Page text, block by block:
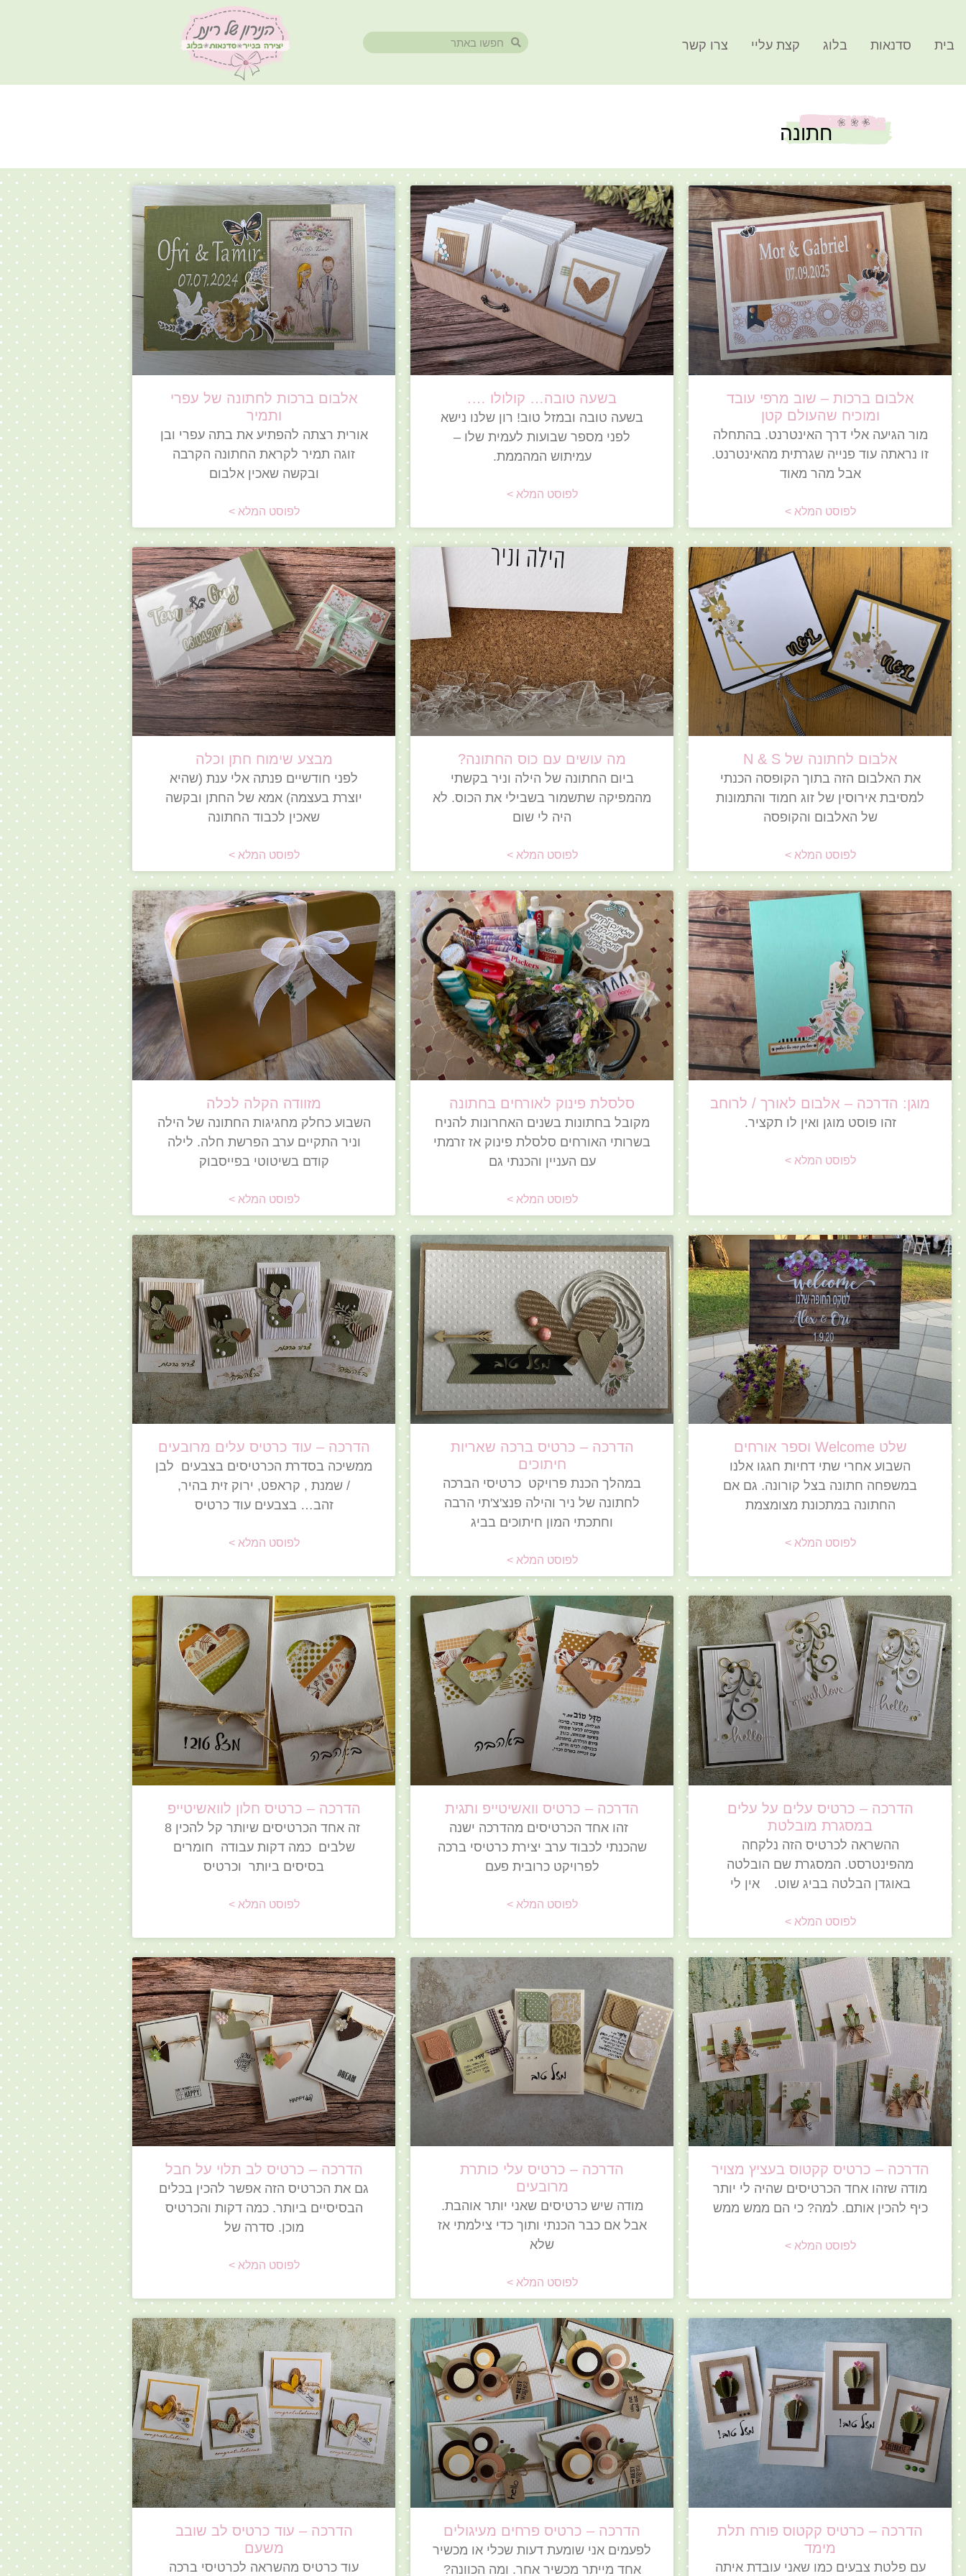
בית סדנאות בלוג קצת עליי צרו קשר
חתונה
אלבום ברכות – שוב מרפי עובד
ומוכיח שהעולם קטן
מור הגיעה אלי דרך האינטרנט. בהתחלה
זו נראתה עוד פנייה שגרתית מהאינטרנט.
אבל מהר מאוד
לפוסט המלא >
בשעה טובה… קולולו ….
בשעה טובה ובמזל טוב! רון שלנו נישא
לפני מספר שבועות לעמית שלו –
עמיתוש המהממת.
לפוסט המלא >
אלבום ברכות לחתונה של עפרי
ותמיר
אורית רצתה להפתיע את בתה עפרי ובן
זוגה תמיר לקראת החתונה הקרבה
ובקשה שאכין אלבום
לפוסט המלא >
אלבום לחתונה של N & S
את האלבום הזה בתוך הקופסה הכנתי
למסיבת אירוסין של זוג חמוד והתמונות
של האלבום והקופסה
לפוסט המלא >
מה עושים עם כוס החתונה?
ביום החתונה של הילה וניר בקשתי
מהמפיקה שתשמור בשבילי את הכוס. לא
היה לי שום
לפוסט המלא >
מבצע שימוח חתן וכלה
לפני חודשיים פנתה אלי ענת (שהיא
יוצרת בעצמה) אמא של החתן ובקשה
שאכין לכבוד החתונה
לפוסט המלא >
מוגן: הדרכה – אלבום לאורך / לרוחב
זהו פוסט מוגן ואין לו תקציר.
לפוסט המלא >
סלסלת פינוק לאורחים בחתונה
מקובל בחתונות בשנים האחרונות להניח
בשרותי האורחים סלסלת פינוק אז זרמתי
עם העניין והכנתי גם
לפוסט המלא >
מזוודה הקלה לכלה
השבוע כחלק מחגיגות החתונה של הילה
וניר התקיים ערב הפרשת חלה. לילה
קודם בשיטוטי בפייסבוק
לפוסט המלא >
שלט Welcome וספר אורחים
השבוע אחרי שתי דחיות חגגו אלנו
במשפחה חתונה בצל קורונה. גם אם
החתונה במתכונת מצומצמת
לפוסט המלא >
הדרכה – כרטיס ברכה שאריות
חיתוכים
במהלך הכנת פרויקט כרטיסי הברכה
לחתונה של ניר והילה פנצ'צ'תי הרבה
וחתכתי המון חיתוכים בביג
לפוסט המלא >
הדרכה – עוד כרטיס עלים מרובעים
ממשיכה בסדרת הכרטיסים בצבעים לבן
/ שמנת , קראפט, ירוק זית בהיר,
זהב… בצבעים עוד כרטיס
לפוסט המלא >
הדרכה – כרטיס עלים על עלים
במסגרת מובלטת
ההשראה לכרטיס הזה נלקחה
מהפינטרסט. המסגרת שם הובלטה
באוגדן הבלטה בביג שוט. אין לי
לפוסט המלא >
הדרכה – כרטיס וואשיטייפ ותגית
זהו אחד הכרטיסים מהדרכה ישנה
שהכנתי לכבוד ערב יצירת כרטיסי ברכה
לפרויקט כרובית פעם
לפוסט המלא >
הדרכה – כרטיס חלון לוואשיטייפ
זה אחד הכרטיסים שיותר קל להכין 8
שלבים כמה דקות עבודה חומרים
בסיסים ביותר וכרטיס
לפוסט המלא >
הדרכה – כרטיס קקטוס בעציץ מצויר
מודה שזהו אחד הכרטיסים שהיה לי יותר
כיף להכין אותם. למה? כי הם ממש ממש
לפוסט המלא >
הדרכה – כרטיס עלי כותרת
מרובעים
מודה שיש כרטיסים שאני יותר אוהבת.
אבל אם כבר הכנתי ותוך כדי צילמתי אז
שלא
לפוסט המלא >
הדרכה – כרטיס לב תלוי על חבל
גם את הכרטיס הזה אפשר להכין בכלים
הבסיסיים ביותר. כמה דקות והכרטיס
מוכן. סדרה של
לפוסט המלא >
הדרכה – כרטיס קקטוס פורח תלת
מימד
עם פלטת צבעים כמו שאני עובדת איתה
הדרכה – כרטיס פרחים מעיגולים
לפעמים אני שומעת דעות שכלי או מכשיר
אחד מייתר מכשיר אחר. ומה הכוונה?
הדרכה – עוד כרטיס לב שובב
משעם
עוד כרטיס מהשראה לכרטיסי ברכה